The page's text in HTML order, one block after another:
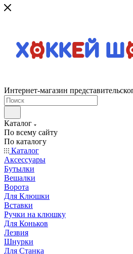
Интернет-магазин
Каталог
По всему сайту
По каталогу
Каталог
Аксессуары
Бутылки
Вешалки
Ворота
Для Клюшки
Вставки
Ручки на клюшку
Для Коньков
Лезвия
Шнурки
Для Станка